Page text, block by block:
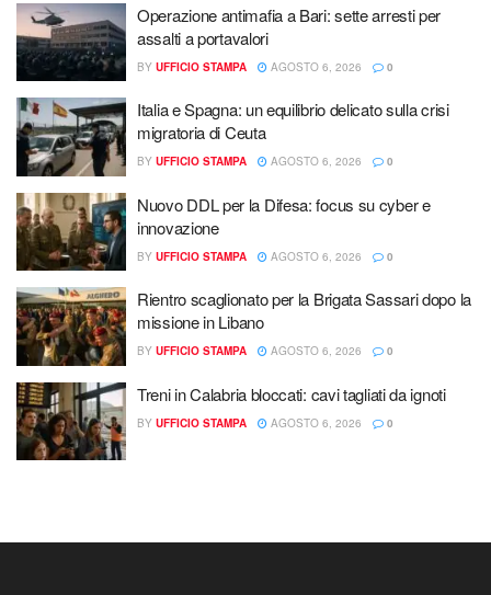
Operazione antimafia a Bari: sette arresti per
assalti a portavalori
BY UFFICIO STAMPA AGOSTO 6, 2026 0
Italia e Spagna: un equilibrio delicato sulla crisi
migratoria di Ceuta
BY UFFICIO STAMPA AGOSTO 6, 2026 0
Nuovo DDL per la Difesa: focus su cyber e
innovazione
BY UFFICIO STAMPA AGOSTO 6, 2026 0
Rientro scaglionato per la Brigata Sassari dopo la
missione in Libano
BY UFFICIO STAMPA AGOSTO 6, 2026 0
Treni in Calabria bloccati: cavi tagliati da ignoti
BY UFFICIO STAMPA AGOSTO 6, 2026 0